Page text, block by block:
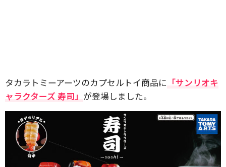
タカラトミーアーツのカプセルトイ商品に 「サンリオキ
ャラクターズ 寿司」 が登場しました。